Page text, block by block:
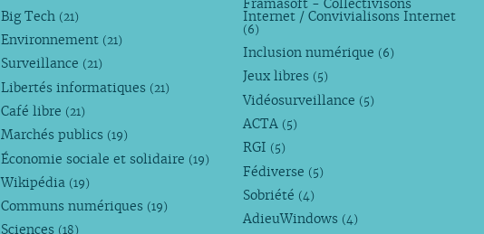
Big Tech (21)
Environnement (21)
Surveillance (21)
Libertés informatiques (21)
Café libre (21)
Marchés publics (19)
Économie sociale et solidaire (19)
Wikipédia (19)
Communs numériques (19)
Sciences (18)
Framasoft - Collectivisons
Internet / Convivialisons Internet
(6)
Inclusion numérique (6)
Jeux libres (5)
Vidéosurveillance (5)
ACTA (5)
RGI (5)
Fédiverse (5)
Sobriété (4)
AdieuWindows (4)